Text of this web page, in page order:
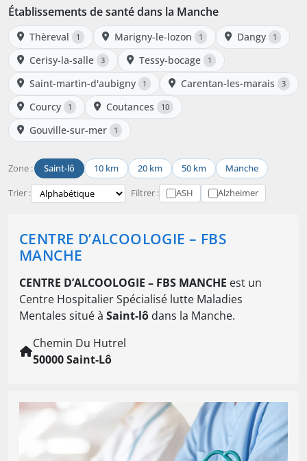
Établissements de santé dans la Manche
Thèreval 1 Marigny-le-lozon 1 Dangy 1
Cerisy-la-salle 3 Tessy-bocage 1
Saint-martin-d'aubigny 1 Carentan-les-marais 3
Courcy 1 Coutances 10
Gouville-sur-mer 1
Zone : Saint-lô 10 km 20 km 50 km Manche
Trier : Filtrer : ASH Alzheimer
CENTRE D’ALCOOLOGIE – FBS
MANCHE
CENTRE D’ALCOOLOGIE – FBS MANCHE est un
Centre Hospitalier Spécialisé lutte Maladies
Mentales situé à Saint-lô dans la Manche.
Chemin Du Hutrel
50000 Saint-Lô